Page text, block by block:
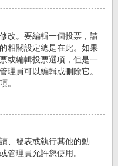
改。要編輯一個投票，請
相關設定總是在此。如果
或編輯投票選項，但是一
理員可以編輯或刪除它。
。
、發表或執行其他的動
管理員允許您使用。